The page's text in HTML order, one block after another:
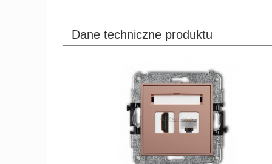
Dane techniczne produktu